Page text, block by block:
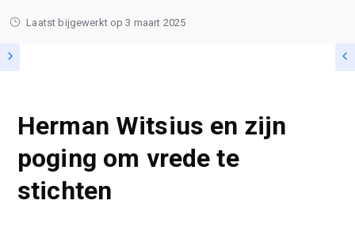
Laatst bijgewerkt op3 maart 2025
Herman Witsius en zijn
poging om vrede te
stichten